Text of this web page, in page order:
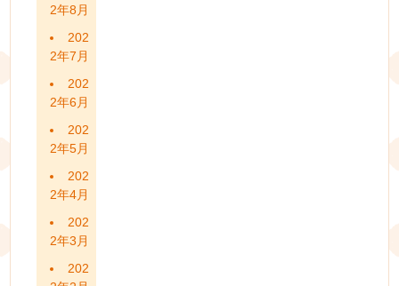
2年8月
202
2年7月
202
2年6月
202
2年5月
202
2年4月
202
2年3月
202